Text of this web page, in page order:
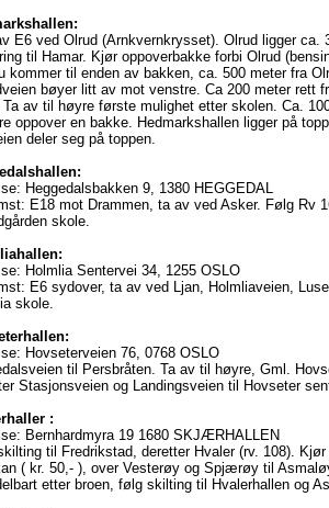
E6 ved Olrud (Arnkvernkrysset). Olrud ligger
til Hamar. Kjør oppoverbakke forbi Olrud
kommer til enden av bakken, ca. 500 meter fra
bøyer litt av mot venstre. Ca 200 meter rett
Ta av til høyre første mulighet etter skolen. Ca.
oppover en bakke. Hedmarkshallen ligger på
deler seg på toppen.
Heggedalsbakken 9, 1380 HEGGEDAL
E18 mot Drammen, ta av ved Asker. Følg Rv
skole.
Holmlia Sentervei 34, 1255 OSLO
E6 sydover, ta av ved Ljan, Holmliaveien,
skole.
Hovseterveien 76, 0768 OSLO
til Persbråten. Ta av til høyre, Gml.
Stasjonsveien og Landingsveien til Hovseter
:
Bernhardmyra 19 1680 SKJÆRHALLEN
til Fredrikstad, deretter Hvaler (rv. 108).
( kr. 50,- ), over Vesterøy og Spjærøy til
etter broen, følg skilting til Hvalerhallen og